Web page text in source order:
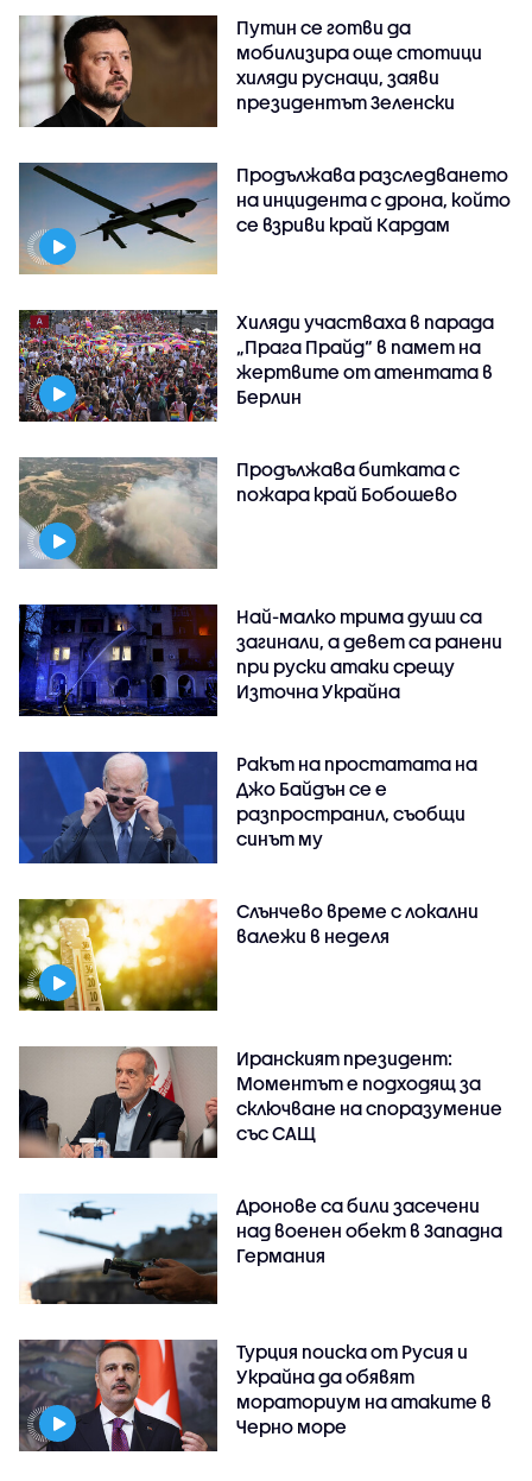
Путин се готви да
мобилизира още стотици
хиляди руснаци, заяви
президентът Зеленски
Продължава разследването
на инцидента с дрона, който
се взриви край Кардам
Хиляди участваха в парада
„Прага Прайд“ в памет на
жертвите от атентата в
Берлин
Продължава битката с
пожара край Бобошево
Най-малко трима души са
загинали, а девет са ранени
при руски атаки срещу
Източна Украйна
Ракът на простатата на
Джо Байдън се е
разпространил, съобщи
синът му
Слънчево време с локални
валежи в неделя
Иранският президент:
Моментът е подходящ за
сключване на споразумение
със САЩ
Дронове са били засечени
над военен обект в Западна
Германия
Турция поиска от Русия и
Украйна да обявят
мораториум на атаките в
Черно море